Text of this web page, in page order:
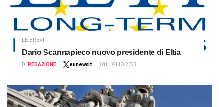
LE BREVI
Dario Scannapieco nuovo presidente di Eltia
DI REDAZIONE eunewsit 20 LUGLIO 2023